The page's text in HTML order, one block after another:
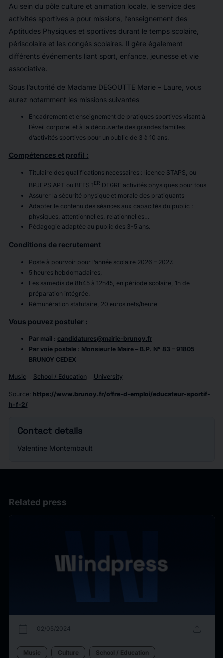
Au sein du pôle culture et animation locale, le service des
activités sportives a pour missions, l’enseignement des
Aptitudes Physiques et sportives durant le temps scolaire,
périscolaire et les congés scolaires. Il gère également
différents événements liant sport, enfance, jeunesse et vie
associative.
Sous l’autorité de Madame DEGOUTTE Marie – Laure, vous
aurez notamment les missions suivantes
Encadrement et enseignement de pratiques sportives visant à
l’éveil corporel et à la découverte des grandes familles
d’activités sportives pour un public de 3 à 10 ans.
Compétences et profil :
Titulaire des qualifications nécessaires : licence STAPS, ou
BPJEPS APT ou BEES 1ER DEGRE activités physiques pour tous
Assurer la sécurité physique et morale des pratiquants
Adapter le contenu des séances aux capacités du public :
physiques, attentionnelles, relationnelles…
Pédagogie adaptée au public des 3-5 ans.
Conditions de recrutement
Poste à pourvoir pour l’année scolaire 2026 – 2027.
5 heures hebdomadaires,
Les samedis de 8h45 à 12h45, en période scolaire, 1h de
préparation intégrée.
Rémunération statutaire, 20 euros nets/heure
Vous pouvez postuler :
Par mail : candidatures@mairie-brunoy.fr
Par voie postale : Monsieur le Maire – B.P. N° 83 – 91805
BRUNOY CEDEX
Music School / Education University
Source: https://www.brunoy.fr/offre-d-emploi/educateur-sportif-
h-f-2/
Contact details
Valentine Montembault
Related press
calendar_today 02/05/2024 upload
Music Culture School / Education